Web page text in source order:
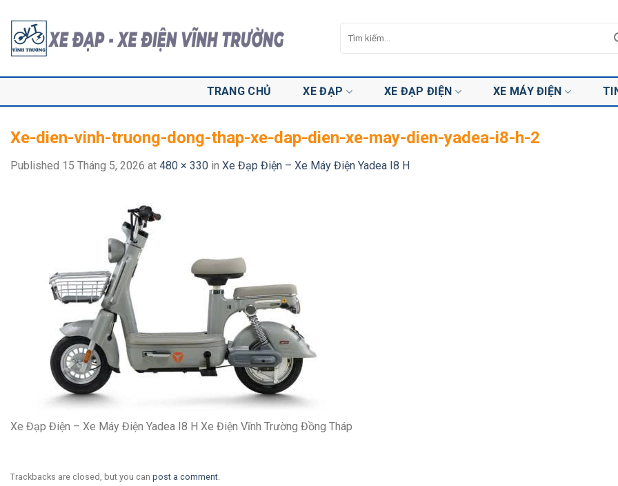
content
kiếm:
TRANG CHỦ XE ĐẠP XE ĐẠP ĐIỆN XE MÁY ĐIỆN
Xe-dien-vinh-truong-dong-thap-xe-dap-dien-xe-may-dien-yadea-i8-h-2
Published 15 Tháng 5, 2026 at 480 × 330 in Xe Đạp Điện – Xe Máy Điện Yadea I8 H
Xe Đạp Điện – Xe Máy Điện Yadea I8 H Xe Điện Vĩnh Trường Đồng Tháp
Trackbacks are closed, but you can post a comment.